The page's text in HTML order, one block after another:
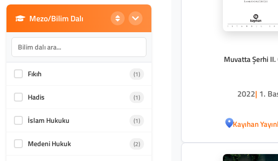
Din Bilimleri (1986)
İletişim, Mimarlık ve Güzel
Sanatlar
Akademik Kültür (1588)
Mezo/Bilim Dalı
Fıkıh (1)
Hadis (1)
İslam Hukuku (1)
Medeni Hukuk (2)
Muvatta Şerhi II.
2022| 1.
Kayıhan